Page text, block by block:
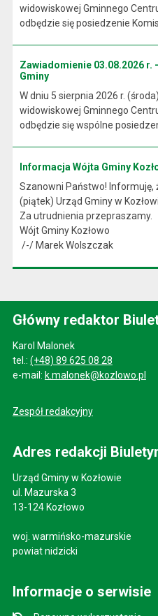
widowiskowej Gminnego
odbędzie się posiedzenie
Zawiadomienie 03.08.2026
Gminy
W dniu 5 sierpnia 2026 r.
widowiskowej Gminnego
odbędzie się wspólne
Informacja Wójta Gminy
Szanowni Państwo! Informuję,
(piątek) Urząd Gminy w
Za utrudnienia przepraszamy.
Wójt Gminy Kozłowo
/-/ Marek Wolszczak
Główny redaktor
Karol Malonek
tel.: (+48) 89 625 08 28
e-mail: k.malonek@kozlowo.pl
Zespół redakcyjny
Adres redakcji
Urząd Gminy w Kozłowie
ul. Mazurska 3
13-124 Kozłowo
woj. warmińsko-mazurskie
powiat nidzicki
Informacje o serwisie